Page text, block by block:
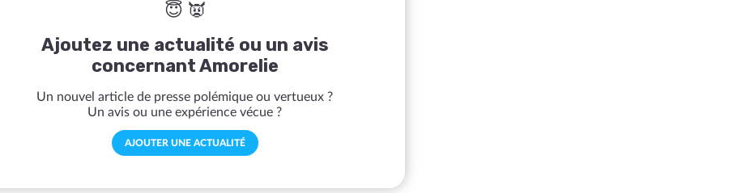
😇 👿
Ajoutez une actualité ou un avis
concernant Amorelie
Un nouvel article de presse polémique ou vertueux ?
Un avis ou une expérience vécue ?
AJOUTER UNE ACTUALITÉ